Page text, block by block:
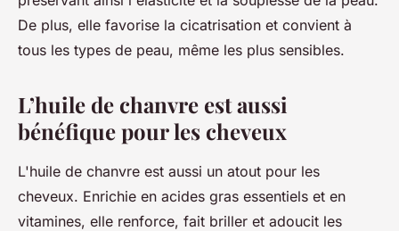
De plus, elle favorise la cicatrisation et convient à
tous les types de peau, même les plus sensibles.
L’huile de chanvre est aussi
bénéfique pour les cheveux
L'huile de chanvre est aussi un atout pour les
cheveux. Enrichie en acides gras essentiels et en
vitamines, elle renforce, fait briller et adoucit les